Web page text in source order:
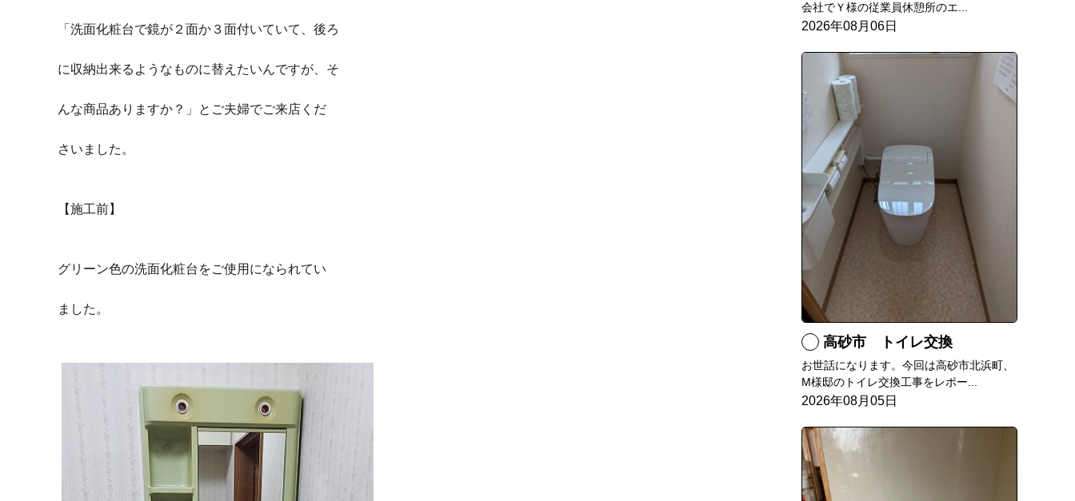
「洗面化粧台で鏡が２面か３面付いていて、後ろ
に収納出来るようなものに替えたいんですが、そ
んな商品ありますか？」とご夫婦でご来店くだ
さいました。
【施工前】
グリーン色の洗面化粧台をご使用になられてい
ました。
会社でＹ様の従業員休憩所のエ...
2026年08月06日
高砂市 トイレ交換
お世話になります。今回は高砂市北浜町、
M様邸のトイレ交換工事をレポー...
2026年08月05日